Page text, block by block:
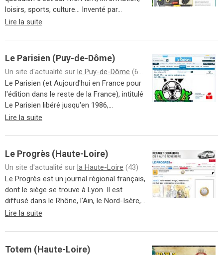
loisirs, sports, culture... Inventé par...
Lire la suite
Le Parisien (Puy-de-Dôme)
Un site d'actualité sur le Puy-de-Dôme (63)
Le Parisien (et Aujourd'hui en France pour
l'édition dans le reste de la France), intitulé
Le Parisien libéré jusqu'en 1986,...
Lire la suite
Le Progrès (Haute-Loire)
Un site d'actualité sur la Haute-Loire (43)
Le Progrès est un journal régional français,
dont le siège se trouve à Lyon. Il est
diffusé dans le Rhône, l'Ain, le Nord-Isère,...
Lire la suite
Totem (Haute-Loire)